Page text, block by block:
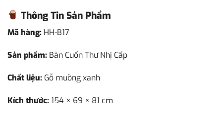
Thông Tin Sản Phẩm
Mã hàng: HH-B17
Sản phẩm: Bàn Cuốn Thư Nhị Cấp
Chất liệu: Gỗ muồng xanh
Kích thước:154 × 69 × 81 cm